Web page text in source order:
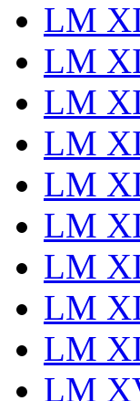
LM
LM
LM
LM
LM
LM
LM
LM
LM
LM